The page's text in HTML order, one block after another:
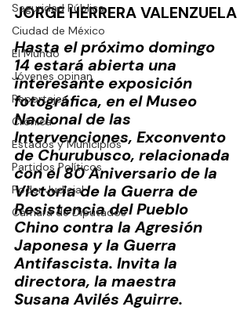
Seguridad Pública
Ciudad de México
El Mundo
Jóvenes opinan
Reportajes
Crónica
Estados y Municipios
Partidos Políticos
Poder Judicial
Cámara de Diputados
JORGE HERRERA VALENZUELA
Hasta el próximo domingo
14 estará abierta una
interesante exposición
fotográfica, en el Museo
Nacional de las
Intervenciones, Exconvento
de Churubusco, relacionada
con el 80 Aniversario de la
Victoria de la Guerra de
Resistencia del Pueblo
Chino contra la Agresión
Japonesa y la Guerra
Antifascista. Invita la
directora, la maestra
Susana Avilés Aguirre.